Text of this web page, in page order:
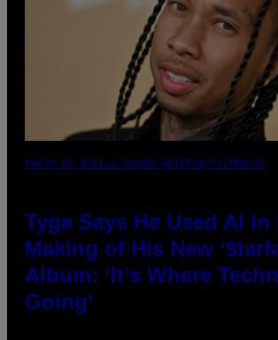
PHOTO BY AXELLE/BAUER-GRIFFIN/FILMMAGIC
Tyga Says He Used AI in
Making of His New
Album: ‘It’s Where
Going’